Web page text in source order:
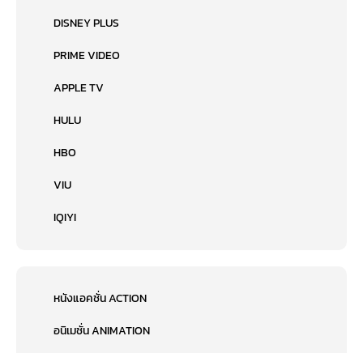
DISNEY PLUS
PRIME VIDEO
APPLE TV
HULU
HBO
VIU
IQIYI
หนังแอคชั่น ACTION
อนิเมชั่น ANIMATION